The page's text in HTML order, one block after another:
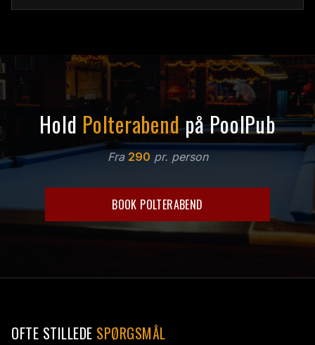
Hold Polterabendpå PoolPub
Fra 290 pr. person
BOOK POLTERABEND
OFTE STILLEDE SPØRGSMÅL